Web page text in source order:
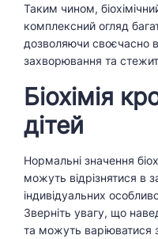
Таким чином,
комплексний огляд
дозволяючи своєчасно
захворювання та
Біохімія
дітей
Нормальні значення
можуть відрізнятися в
індивідуальних
Зверніть увагу, що
та можуть варіюватися